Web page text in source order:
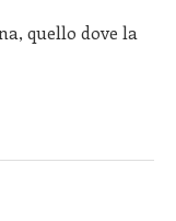
quello dove la